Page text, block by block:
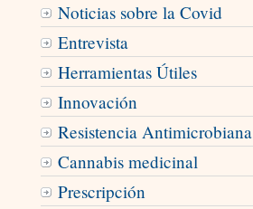
Noticias sobre la Covid
Entrevista
Herramientas Útiles
Innovación
Resistencia Antimicrobiana
Cannabis medicinal
Prescripción